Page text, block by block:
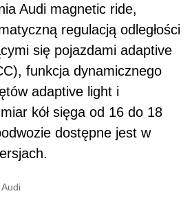
Audi magnetic ride,
regulacją odległości
się pojazdami adaptive
funkcja dynamicznego
adaptive light i
kół sięga od 16 do 18
dostępne jest w